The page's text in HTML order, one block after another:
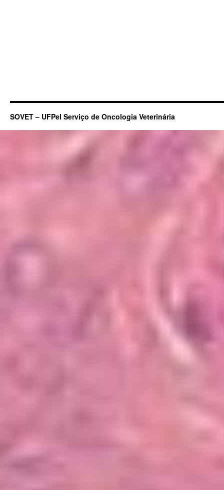
SOVET – UFPel Serviço de Oncologia Veterinária